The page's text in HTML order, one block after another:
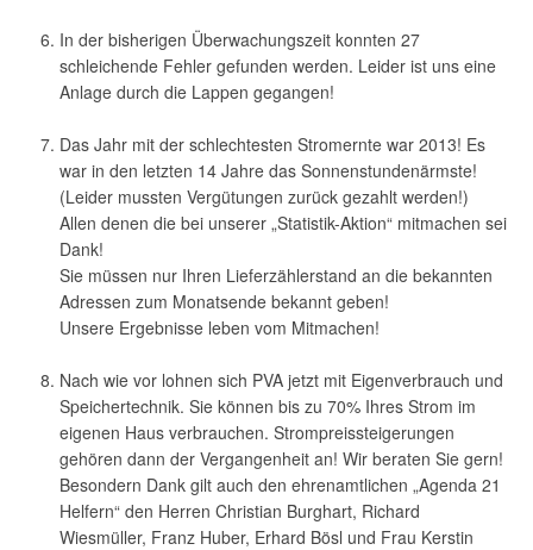
In der bisherigen Überwachungszeit konnten 27
schleichende Fehler gefunden werden. Leider ist uns eine
Anlage durch die Lappen gegangen!
Das Jahr mit der schlechtesten Stromernte war 2013! Es
war in den letzten 14 Jahre das Sonnenstundenärmste!
(Leider mussten Vergütungen zurück gezahlt werden!)
Allen denen die bei unserer „Statistik-Aktion“ mitmachen sei
Dank!
Sie müssen nur Ihren Lieferzählerstand an die bekannten
Adressen zum Monatsende bekannt geben!
Unsere Ergebnisse leben vom Mitmachen!
Nach wie vor lohnen sich PVA jetzt mit Eigenverbrauch und
Speichertechnik. Sie können bis zu 70% Ihres Strom im
eigenen Haus verbrauchen. Strompreissteigerungen
gehören dann der Vergangenheit an! Wir beraten Sie gern!
Besondern Dank gilt auch den ehrenamtlichen „Agenda 21
Helfern“ den Herren Christian Burghart, Richard
Wiesmüller, Franz Huber, Erhard Bösl und Frau Kerstin